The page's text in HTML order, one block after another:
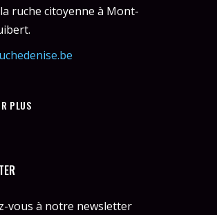
ruche citoyenne à Mont-
PLUS
vous à notre newsletter